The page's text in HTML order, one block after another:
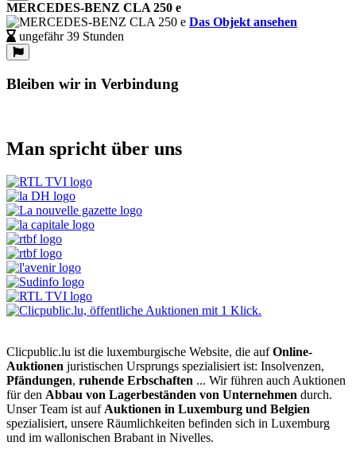
MERCEDES-BENZ CLA 250 e
Das Objekt ansehen
ungefähr 39 Stunden
Bleiben wir in Verbindung
Man spricht über uns
Clicpublic.lu ist die luxemburgische Website, die aufOnline-
Auktionen juristischen Ursprungs spezialisiert ist: Insolvenzen,
Pfändungen, ruhende Erbschaften ... Wir führen auch Auktionen
für den Abbau von Lagerbeständen von Unternehmen durch.
Unser Team ist aufAuktionen in Luxemburg und Belgien
spezialisiert, unsere Räumlichkeiten befinden sich in Luxemburg
und im wallonischen Brabant in Nivelles.